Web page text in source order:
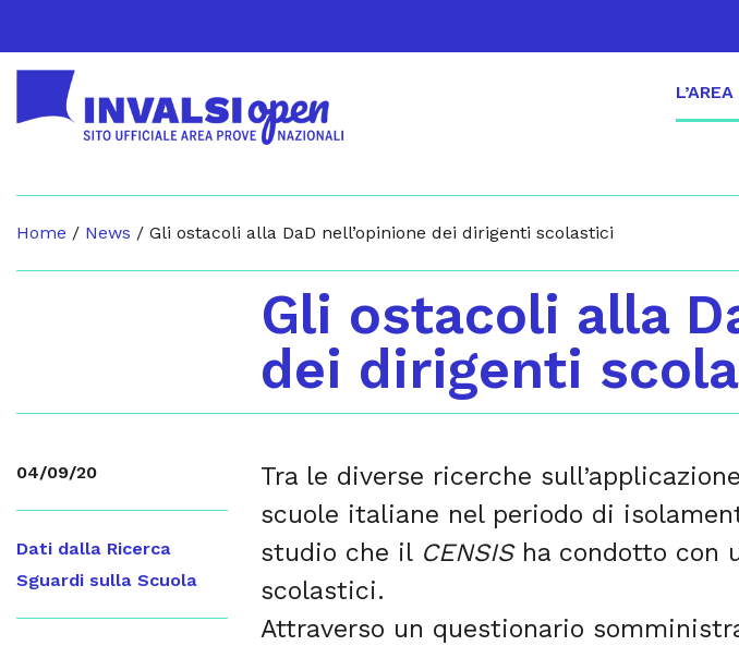
Home / News / Gli ostacoli alla DaD nell’opinione dei dirigenti scolastici
Gli ostacoli alla
dei dirigenti
04/09/20
Dati dalla Ricerca
Sguardi sulla Scuola
Tra le diverse ricerche
scuole italiane nel periodo di
studio che il CENSISha condotto con
scolastici.
Attraverso un questionario